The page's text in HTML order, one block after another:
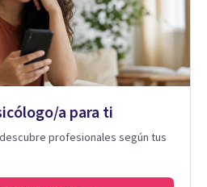
a para ti
profesionales según tus